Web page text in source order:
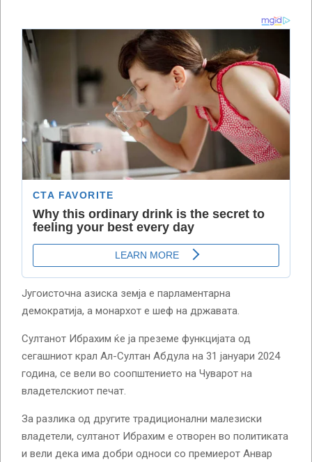
Југоисточна азиска земја е парламентарна
демократија, а монархот е шеф на државата.
Султанот Ибрахим ќе ја преземе функцијата од
сегашниот крал Ал-Султан Абдула на 31 јануари 2024
година, се вели во соопштението на Чуварот на
владетелскиот печат.
За разлика од другите традиционални малезиски
владетели, султанот Ибрахим е отворен во политиката
и вели дека има добри односи со премиерот Анвар